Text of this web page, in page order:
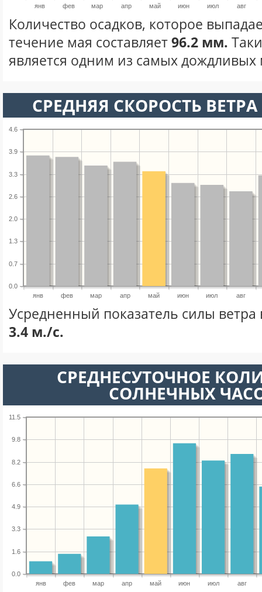
янв фев мар апр май июн июл авг
Количество осадков, которое
течение мая составляет96.2 мм.
является одним из самых дождливых
СРЕДНЯЯ СКОРОСТЬ
янв фев мар апр май июн июл авг
0.0
0.7
1.3
2.0
2.6
3.3
3.9
4.6
Усредненный показатель силы ветра
3.4 м./с.
СРЕДНЕСУТОЧНОЕ
СОЛНЕЧНЫХ
янв фев мар апр май июн июл авг
0.0
1.6
3.3
4.9
6.6
8.2
9.8
11.5